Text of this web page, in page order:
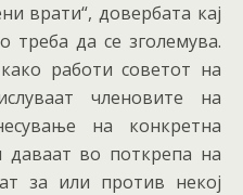
врати“, довербата кај
треба да се зголемува.
работи советот на
членовите на
на конкретна
даваат во поткрепа на
за или против некој